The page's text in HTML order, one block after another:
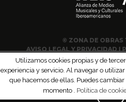
© ZONA DE
AVISO LEGAL Y PRIVACIDAD |
Utilizamos cookies propias y de
experiencia y servicio. Al navegar o
que hacemos de ellas. Puedes
momento . Política de